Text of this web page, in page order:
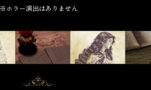
※ホラー演出はありません